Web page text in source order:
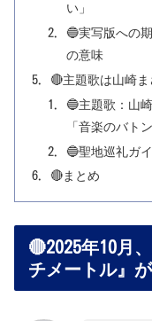
い」
🔵実写版への
の意味
🔴主題歌は山崎
🔵主題歌：山
「音楽のバト
🔵聖地巡礼ガ
🔴まとめ
🔴2025年10月
チメートル』